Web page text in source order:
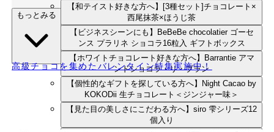
【和テイスト好きな方へ】[3種セット]チョコレート×
西尾抹茶×ほうじ茶
【ビジネスシーンにも】BeBeBe chocolatier ゴーセ
ンス プラリネ ショコラ16粒入 ギフトボックス
【ホワイトチョコレート好きな方へ】Barrantie アマ
ンドショコラ・リ・ブラン
【個性的なギフトを探している方へ】Night Cacao by
KOKODii 生チョコレート＜ジンジャー味＞
【見た目の美しさにこだわる方へ】siro 雫シリーズ12
個入り
もっとみる
高級チョコを集めたバレンタイン特集実施中！